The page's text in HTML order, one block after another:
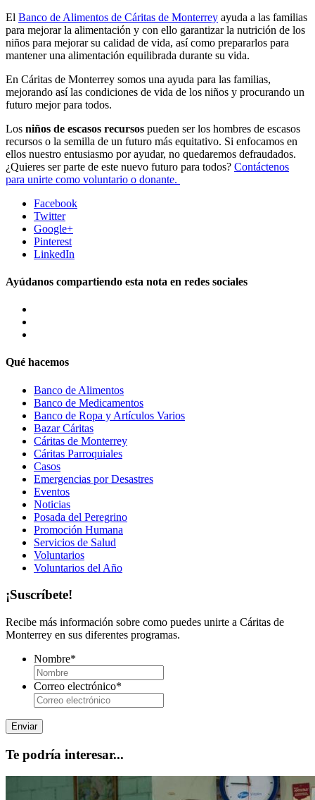
El Banco de Alimentos de Cáritas de Monterrey ayuda a las familias
para mejorar la alimentación y con ello garantizar la nutrición de los
niños para mejorar su calidad de vida, así como prepararlos para
mantener una alimentación equilibrada durante su vida.
En Cáritas de Monterrey somos una ayuda para las familias,
mejorando así las condiciones de vida de los niños y procurando un
futuro mejor para todos.
Los niños de escasos recursos pueden ser los hombres de escasos
recursos o la semilla de un futuro más equitativo. Si enfocamos en
ellos nuestro entusiasmo por ayudar, no quedaremos defraudados.
¿Quieres ser parte de este nuevo futuro para todos? Contáctenos
para unirte como voluntario o donante.
Facebook
Twitter
Google+
Pinterest
LinkedIn
Ayúdanos compartiendo esta nota en redes sociales
Qué hacemos
Banco de Alimentos
Banco de Medicamentos
Banco de Ropa y Artículos Varios
Bazar Cáritas
Cáritas de Monterrey
Cáritas Parroquiales
Casos
Emergencias por Desastres
Eventos
Noticias
Posada del Peregrino
Promoción Humana
Servicios de Salud
Voluntarios
Voluntarios del Año
¡Suscríbete!
Recibe más información sobre como puedes unirte a Cáritas de
Monterrey en sus diferentes programas.
Nombre*
Correo electrónico*
Te podría interesar...